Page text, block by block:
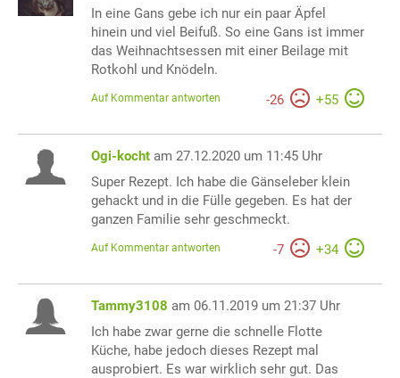
In eine Gans gebe ich nur ein paar Äpfel
hinein und viel Beifuß. So eine Gans ist immer
das Weihnachtsessen mit einer Beilage mit
Rotkohl und Knödeln.
-26 +55
Auf Kommentar antworten
Ogi-kocht am 27.12.2020 um 11:45 Uhr
Super Rezept. Ich habe die Gänseleber klein
gehackt und in die Fülle gegeben. Es hat der
ganzen Familie sehr geschmeckt.
-7 +34
Auf Kommentar antworten
Tammy3108 am 06.11.2019 um 21:37 Uhr
Ich habe zwar gerne die schnelle Flotte
Küche, habe jedoch dieses Rezept mal
ausprobiert. Es war wirklich sehr gut. Das